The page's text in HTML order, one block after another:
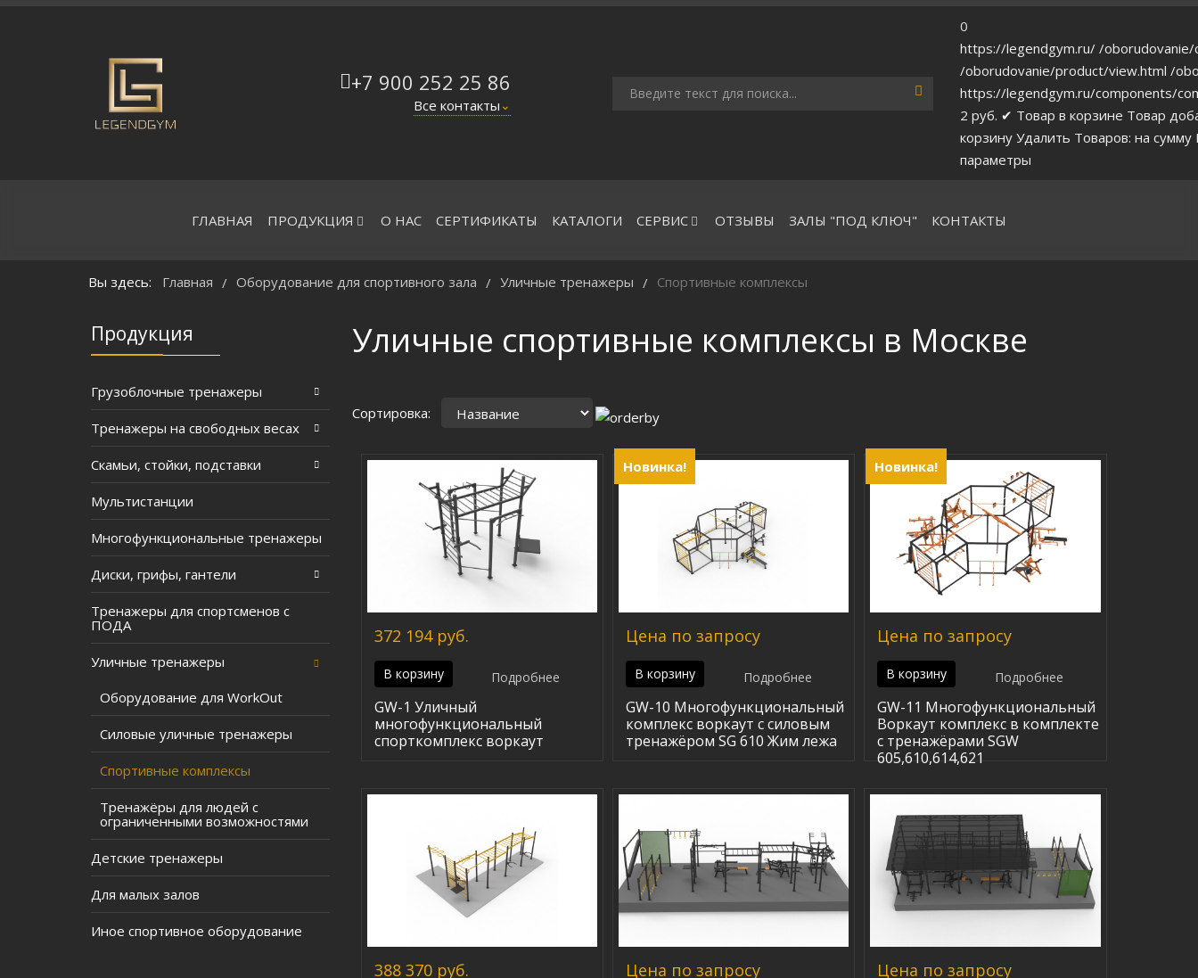
+7 900 252 25 86
Все контакты ⌄
0
https://legendgym.ru/ /
/oborudovanie/product/view.html /
https://legendgym.ru/components/
2 руб. ✔ Товар в корзине Товар
корзину Удалить Товаров: на сумму
параметры
ГЛАВНАЯ ПРОДУКЦИЯ О НАС СЕРТИФИКАТЫ КАТАЛОГИ СЕРВИС ОТЗЫВЫ ЗАЛЫ "ПОД КЛЮЧ" КОНТАКТЫ
Вы здесь: Главная / Оборудование для спортивного зала / Уличные тренажеры / Спортивные комплексы
Продукция
Грузоблочные тренажеры
Тренажеры на свободных весах
Скамьи, стойки, подставки
Мультистанции
Многофункциональные тренажеры
Диски, грифы, гантели
Тренажеры для спортсменов с
ПОДА
Уличные тренажеры
Оборудование для WorkOut
Силовые уличные тренажеры
Спортивные комплексы
Тренажёры для людей с
ограниченными возможностями
Детские тренажеры
Для малых залов
Иное спортивное оборудование
Уличные спортивные комплексы в Москве
Сортировка:
372 194 руб.
В корзину Подробнее
GW-1 Уличный
многофункциональный
спорткомплекс воркаут
Новинка!
Цена по запросу
В корзину Подробнее
GW-10 Многофункциональный
комплекс воркаут с силовым
тренажёром SG 610 Жим лежа
Новинка!
Цена по запросу
В корзину Подробнее
GW-11 Многофункциональный
Воркаут комплекс в комплекте
с тренажёрами SGW
605,610,614,621
388 370 руб. Цена по запросу Цена по запросу